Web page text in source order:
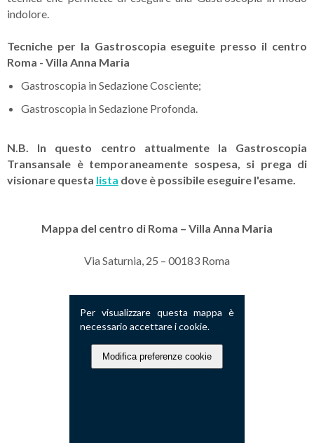
indolore.
Tecniche per la Gastroscopia eseguite presso il centro
Roma - Villa Anna Maria
Gastroscopia in Sedazione Cosciente;
Gastroscopia in Sedazione Profonda.
N.B. In questo centro attualmente la Gastroscopia
Transansale è temporaneamente sospesa, si prega di
visionare questa lista dove è possibile eseguire l'esame.
Mappa del centro di Roma – Villa Anna Maria
Via Saturnia, 25 – 00183 Roma
Per visualizzare questa mappa è
necessario accettare i cookie.
Modifica preferenze cookie